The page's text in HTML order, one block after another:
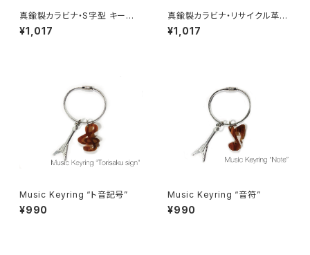
真鍮製カラビナ・S字型 キーホ
ルダー
¥1,017
真鍮製カラビナ・リサイクル革＆
フック
¥1,017
Music Keyring “ト音記号”
¥990
Music Keyring “音符”
¥990